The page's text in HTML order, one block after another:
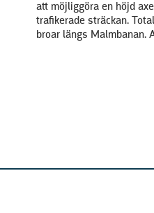
att möjliggöra en höjd
trafikerade sträckan.
broar längs Malmbanan.